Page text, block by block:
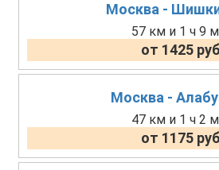
Москва -
57 км и 1 ч 9
от 1425
Москва -
47 км и 1 ч 2
от 1175